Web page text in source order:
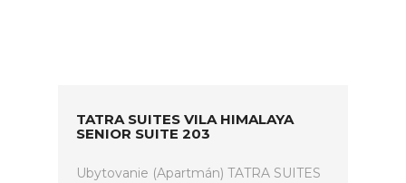
TATRA SUITES VILA HIMALAYA
SENIOR SUITE 203
Ubytovanie (Apartmán) TATRA SUITES